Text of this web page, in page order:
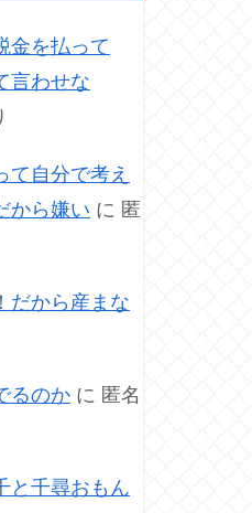
金を払って
言わせな
て自分で考え
から嫌い に 匿
だから産まな
るのか に 匿名
と千尋おもん